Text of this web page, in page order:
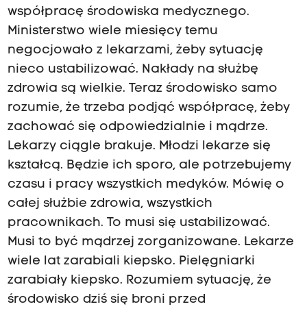
współpracę środowiska medycznego.
Ministerstwo wiele miesięcy temu
negocjowało z lekarzami, żeby sytuację
nieco ustabilizować. Nakłady na służbę
zdrowia są wielkie. Teraz środowisko samo
rozumie, że trzeba podjąć współpracę, żeby
zachować się odpowiedzialnie i mądrze.
Lekarzy ciągle brakuje. Młodzi lekarze się
kształcą. Będzie ich sporo, ale potrzebujemy
czasu i pracy wszystkich medyków. Mówię o
całej służbie zdrowia, wszystkich
pracownikach. To musi się ustabilizować.
Musi to być mądrzej zorganizowane. Lekarze
wiele lat zarabiali kiepsko. Pielęgniarki
zarabiały kiepsko. Rozumiem sytuację, że
środowisko dziś się broni przed